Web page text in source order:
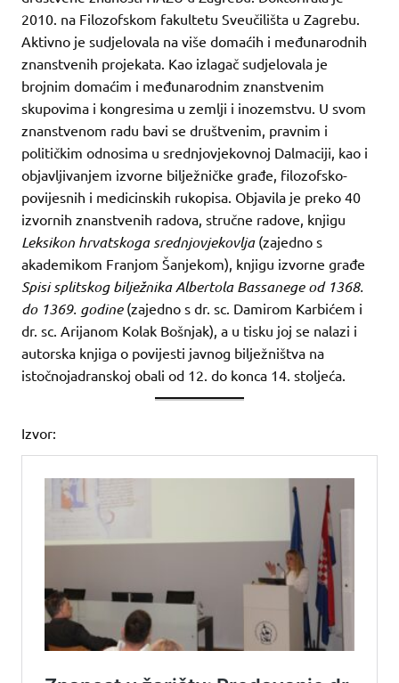
2010. na Filozofskom fakultetu Sveučilišta u Zagrebu.
Aktivno je sudjelovala na više domaćih i međunarodnih
znanstvenih projekata. Kao izlagač sudjelovala je
brojnim domaćim i međunarodnim znanstvenim
skupovima i kongresima u zemlji i inozemstvu. U svom
znanstvenom radu bavi se društvenim, pravnim i
političkim odnosima u srednjovjekovnoj Dalmaciji, kao i
objavljivanjem izvorne bilježničke građe, filozofsko-
povijesnih i medicinskih rukopisa. Objavila je preko 40
izvornih znanstvenih radova, stručne radove, knjigu
Leksikon hrvatskoga srednjovjekovlja(zajedno s
akademikom Franjom Šanjekom), knjigu izvorne građe
Spisi splitskog bilježnika Albertola Bassanege od 1368.
do 1369. godine(zajedno s dr. sc. Damirom Karbićem i
dr. sc. Arijanom Kolak Bošnjak), a u tisku joj se nalazi i
autorska knjiga o povijesti javnog bilježništva na
istočnojadranskoj obali od 12. do konca 14. stoljeća.
Izvor: